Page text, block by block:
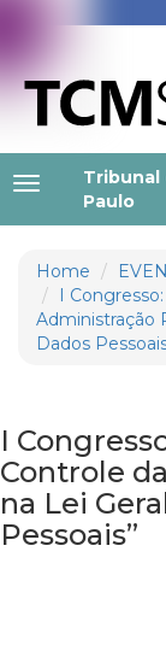
Tribunal
Paulo
Home
I
Administração
Dados
I
Controle
na Lei
Pessoais”